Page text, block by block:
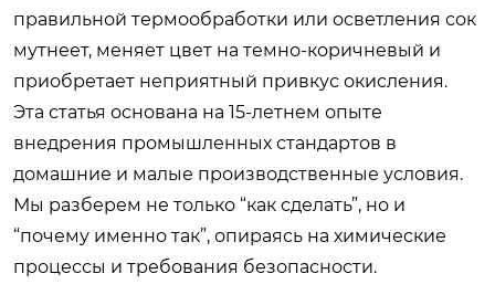
правильной термообработки или осветления сок
мутнеет, меняет цвет на темно-коричневый и
приобретает неприятный привкус окисления.
Эта статья основана на 15-летнем опыте
внедрения промышленных стандартов в
домашние и малые производственные условия.
Мы разберем не только “как сделать”, но и
“почему именно так”, опираясь на химические
процессы и требования безопасности.